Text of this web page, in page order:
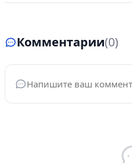
Комментарии(0)
Ваше имя*